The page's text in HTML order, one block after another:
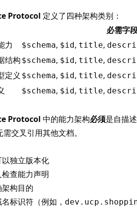
Protocol 定义了四种架构类别：
必需字
力 $schema, $id, title,
结构 $schema, $id, title,
定义 $schema, $id, title,
$schema, $id, title,
Protocol 中的能力架构必须是自描
交叉引用其他文档。
独立版本化
查能力声明
构目的
标识符（例如，